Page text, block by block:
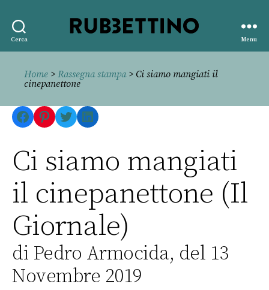
Cerca
editore
Menu
Home > Rassegna stampa> Ci siamo mangiati il
cinepanettone
Facebook
Pinterest
TwitterLinkedIn
Ci siamo mangiati
il cinepanettone (Il
Giornale)
di Pedro Armocida, del 13
Novembre 2019